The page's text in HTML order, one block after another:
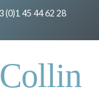
(0)1 45 44 62 28